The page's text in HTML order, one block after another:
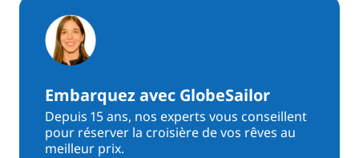
Embarquez avec GlobeSailor
Depuis 15 ans, nos experts vous conseillent
pour réserver la croisière de vos rêves au
meilleur prix.